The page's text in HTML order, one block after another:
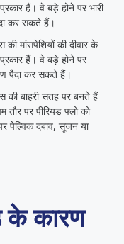
हैं। वे बड़े होने पर भारी
कर सकते हैं।
मांसपेशियों की दीवार के
हैं। वे बड़े होने पर
पैदा कर सकते हैं।
की बाहरी सतह पर बनते हैं
पर पीरियड फ्लो को
पेल्विक दबाव, सूजन या
के कारण